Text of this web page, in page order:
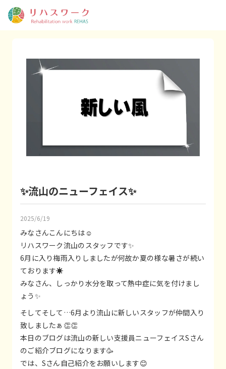
✨️流山のニューフェイス✨️
2025/6/19
みなさんこんにちは☺️
リハスワーク流山のスタッフです✨
6月に入り梅雨入りしましたが何故か夏の様な暑さが続い
ております☀️
みなさん、しっかり水分を取って熱中症に気を付けまし
ょう✨
そしてそして…6月より流山に新しいスタッフが仲間入り
致しましたぁ👏👏
本日のブログは流山の新しい支援員ニューフェイスSさん
のご紹介ブログになります🥳
では、Sさん自己紹介をお願いします😊